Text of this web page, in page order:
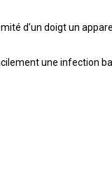
d’un doigt un
une infection